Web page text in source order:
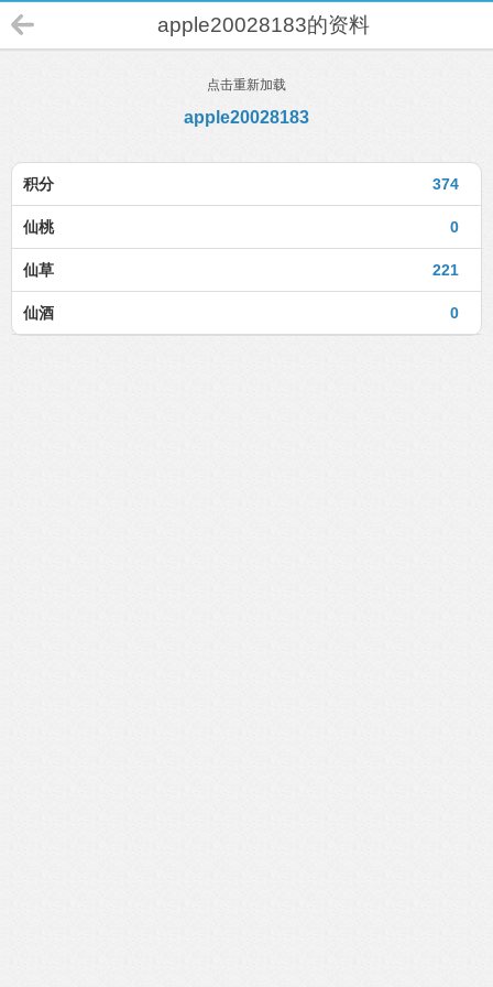
apple20028183的资料
点击重新加载
apple20028183
374
积分
0
仙桃
221
仙草
0
仙酒